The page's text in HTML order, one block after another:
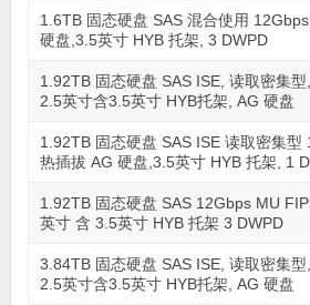
1.6TB 固态硬盘 SAS 混合使用
硬盘,3.5英寸 HYB 托架, 3 DWPD
1.92TB 固态硬盘 SAS ISE, 读取密集
2.5英寸含3.5英寸 HYB托架, AG 硬盘
1.92TB 固态硬盘 SAS ISE 读取密集
热插拔 AG 硬盘,3.5英寸 HYB 托架, 1
1.92TB 固态硬盘 SAS 12Gbps MU
英寸 含 3.5英寸 HYB 托架 3 DWPD
3.84TB 固态硬盘 SAS ISE, 读取密集
2.5英寸含3.5英寸 HYB托架, AG 硬盘